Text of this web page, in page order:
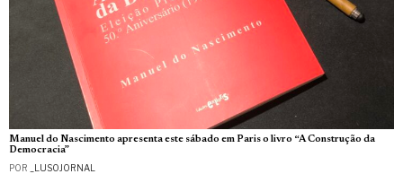
Manuel do Nascimento apresenta este sábado em Paris o livro “A Construção da
Democracia”
POR _LUSOJORNAL